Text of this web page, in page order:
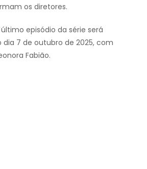
os diretores.
episódio da série será
dia 7 de outubro de 2025, com
Fabião.